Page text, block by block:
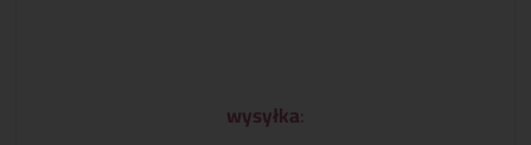
wysyłka: